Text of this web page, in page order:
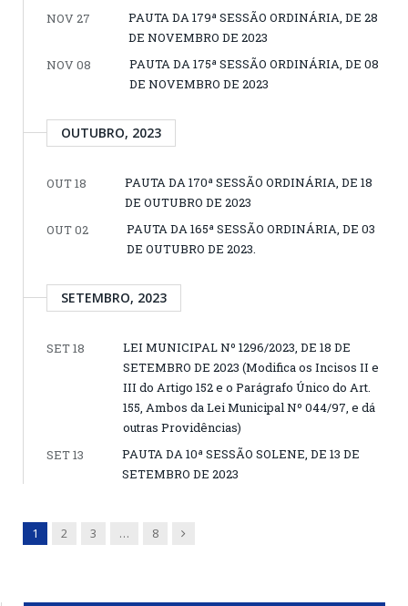
NOV 27
PAUTA DA 179ª SESSÃO ORDINÁRIA, DE 28
DE NOVEMBRO DE 2023
NOV 08
PAUTA DA 175ª SESSÃO ORDINÁRIA, DE 08
DE NOVEMBRO DE 2023
OUTUBRO, 2023
OUT 18
PAUTA DA 170ª SESSÃO ORDINÁRIA, DE 18
DE OUTUBRO DE 2023
OUT 02
PAUTA DA 165ª SESSÃO ORDINÁRIA, DE 03
DE OUTUBRO DE 2023.
SETEMBRO, 2023
SET 18
LEI MUNICIPAL Nº 1296/2023, DE 18 DE
SETEMBRO DE 2023 (Modifica os Incisos II e
III do Artigo 152 e o Parágrafo Único do Art.
155, Ambos da Lei Municipal Nº 044/97, e dá
outras Providências)
SET 13
PAUTA DA 10ª SESSÃO SOLENE, DE 13 DE
SETEMBRO DE 2023
1 2 3 … 8 Next